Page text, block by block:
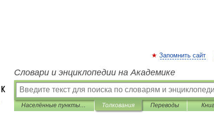
Запомнить сайт
Словари и энциклопедии на Академике
Населённые пункты и индексы России Толкования Переводы